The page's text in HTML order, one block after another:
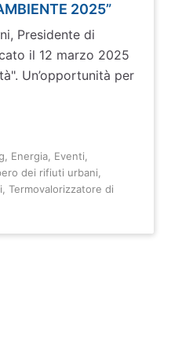
2025”
Presidente di
il 12 marzo 2025
Un’opportunità per
Energia Eventi
dei rifiuti urbani
,Termovalorizzatore di